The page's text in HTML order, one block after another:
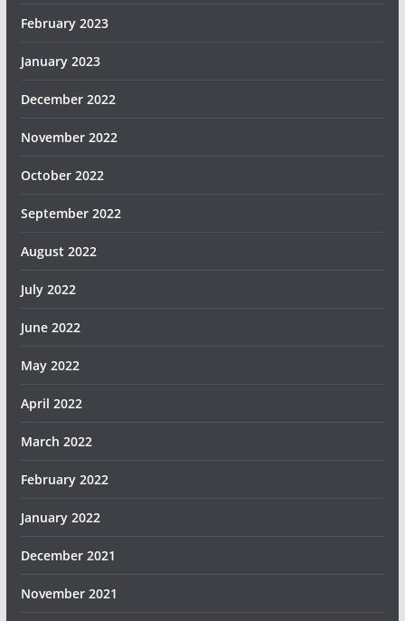
February 2023
January 2023
December 2022
November 2022
October 2022
September 2022
August 2022
July 2022
June 2022
May 2022
April 2022
March 2022
February 2022
January 2022
December 2021
November 2021